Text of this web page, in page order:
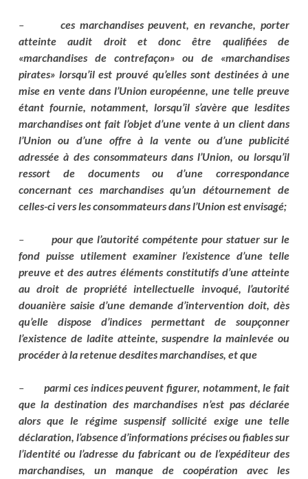
– ces marchandises peuvent, en revanche, porter
atteinte audit droit et donc être qualifiées de
«marchandises de contrefaçon» ou de «marchandises
pirates» lorsqu’il est prouvé qu’elles sont destinées à une
mise en vente dans l’Union européenne, une telle preuve
étant fournie, notamment, lorsqu’il s’avère que lesdites
marchandises ont fait l’objet d’une vente à un client dans
l’Union ou d’une offre à la vente ou d’une publicité
adressée à des consommateurs dans l’Union, ou lorsqu’il
ressort de documents ou d’une correspondance
concernant ces marchandises qu’un détournement de
celles-ci vers les consommateurs dans l’Union est envisagé;
–pour que l’autorité compétente pour statuer sur le
fond puisse utilement examiner l’existence d’une telle
preuve et des autres éléments constitutifs d’une atteinte
au droit de propriété intellectuelle invoqué, l’autorité
douanière saisie d’une demande d’intervention doit, dès
qu’elle dispose d’indices permettant de soupçonner
l’existence de ladite atteinte, suspendre la mainlevée ou
procéder à la retenue desdites marchandises, et que
–parmi ces indices peuvent figurer, notamment, le fait
que la destination des marchandises n’est pas déclarée
alors que le régime suspensif sollicité exige une telle
déclaration, l’absence d’informations précises ou fiables sur
l’identité ou l’adresse du fabricant ou de l’expéditeur des
marchandises, un manque de coopération avec les